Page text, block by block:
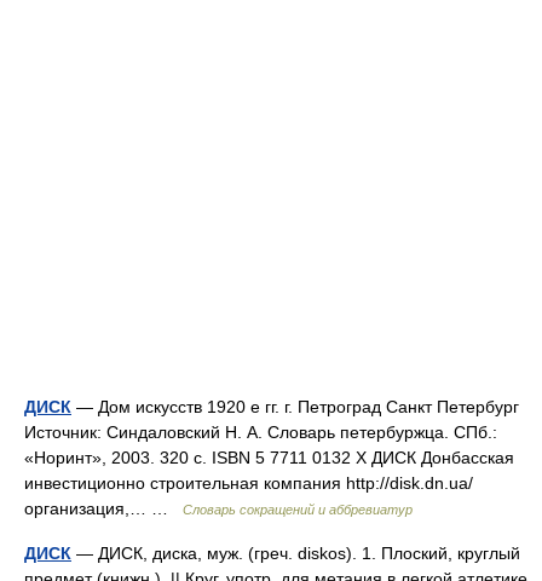
ДИСК — Дом искусств 1920 е гг. г. Петроград Санкт Петербург
Источник: Синдаловский Н. А. Словарь петербуржца. СПб.:
«Норинт», 2003. 320 с. ISBN 5 7711 0132 X ДИСК Донбасская
инвестиционно строительная компания http://disk.dn.ua/​
организация,… …
Словарь сокращений и аббревиатур
ДИСК — ДИСК, диска, муж. (греч. diskos). 1. Плоский, круглый